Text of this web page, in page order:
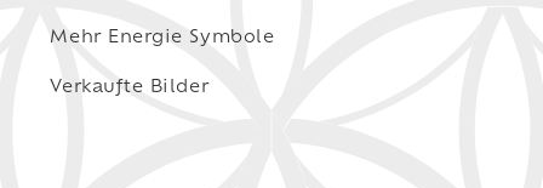
Mehr Energie Symbole
Verkaufte Bilder